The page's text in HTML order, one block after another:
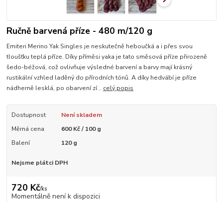
Ručně barvená příze - 480 m/120 g
Emiteri Merino Yak Singles je neskutečně heboučká a i přes svou
tloušťku teplá příze. Díky příměsi yaka je tato směsová příze přirozeně
šedo-béžová, což ovlivňuje výsledné barvení a barvy mají krásný
rustikální vzhled laděný do přírodních tónů. A díky hedvábí je příze
nádherně lesklá, po obarvení zí... celý popis
Dostupnost
Není skladem
Měrná cena
600 Kč / 100 g
Balení
120 g
Nejsme plátci DPH
720 Kč/ks
Momentálně není k dispozici